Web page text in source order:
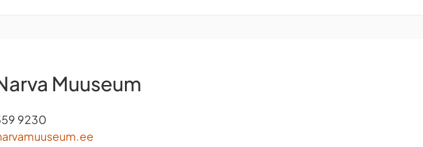
Muuseum
9230